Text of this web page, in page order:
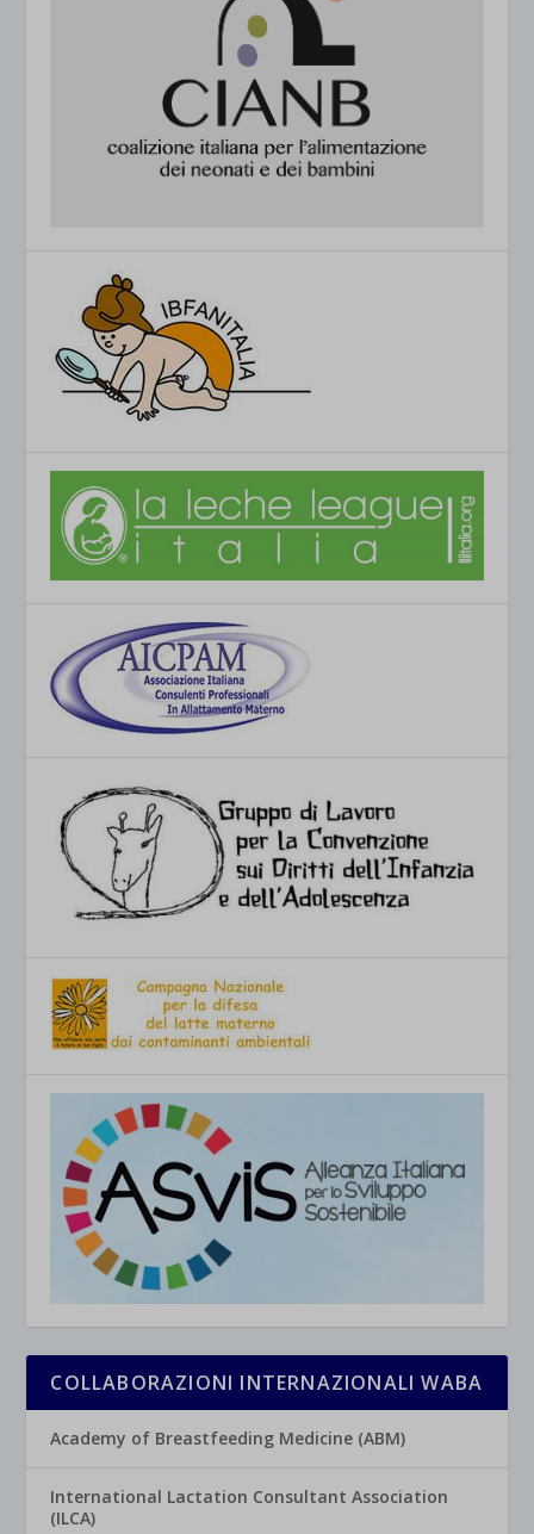
COLLABORAZIONI INTERNAZIONALI WABA
Academy of Breastfeeding Medicine (ABM)
International Lactation Consultant Association
(ILCA)